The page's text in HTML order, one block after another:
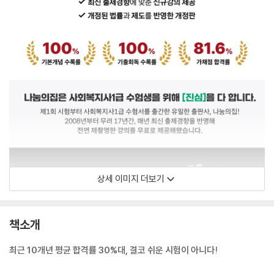
상세 이미지 더보기
책소개
최근 10개년 평균 합격률 30%대, 결코 쉬운 시험이 아니다!